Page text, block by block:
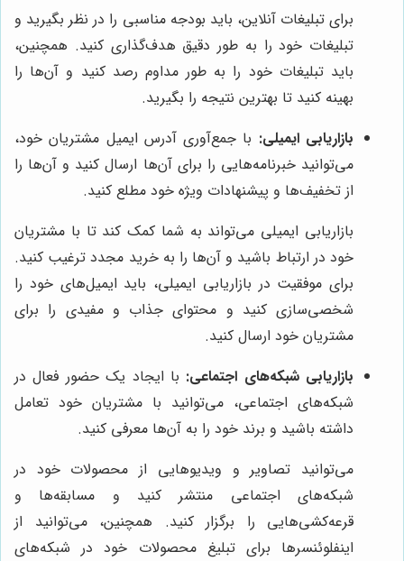
برای تبلیغات آنلاین، باید بودجه مناسبی را در نظر بگیرید و
تبلیغات خود را به طور دقیق هدف‌گذاری کنید. همچنین،
باید تبلیغات خود را به طور مداوم رصد کنید و آن‌ها را
بهینه کنید تا بهترین نتیجه را بگیرید.
بازاریابی ایمیلی: با جمع‌آوری آدرس ایمیل مشتریان خود،
می‌توانید خبرنامه‌هایی را برای آن‌ها ارسال کنید و آن‌ها را
از تخفیف‌ها و پیشنهادات ویژه خود مطلع کنید.
بازاریابی ایمیلی می‌تواند به شما کمک کند تا با مشتریان
خود در ارتباط باشید و آن‌ها را به خرید مجدد ترغیب کنید.
برای موفقیت در بازاریابی ایمیلی، باید ایمیل‌های خود را
شخصی‌سازی کنید و محتوای جذاب و مفیدی را برای
مشتریان خود ارسال کنید.
بازاریابی شبکه‌های اجتماعی: با ایجاد یک حضور فعال در
شبکه‌های اجتماعی، می‌توانید با مشتریان خود تعامل
داشته باشید و برند خود را به آن‌ها معرفی کنید.
می‌توانید تصاویر و ویدیوهایی از محصولات خود در
شبکه‌های اجتماعی منتشر کنید و مسابقه‌ها و
قرعه‌کشی‌هایی را برگزار کنید. همچنین، می‌توانید از
اینفلوئنسرها برای تبلیغ محصولات خود در شبکه‌های